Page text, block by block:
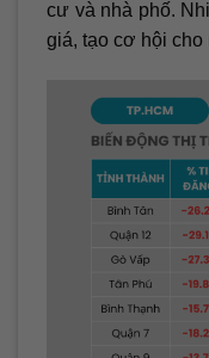
cư và nhà phố.
giá, tạo cơ hội